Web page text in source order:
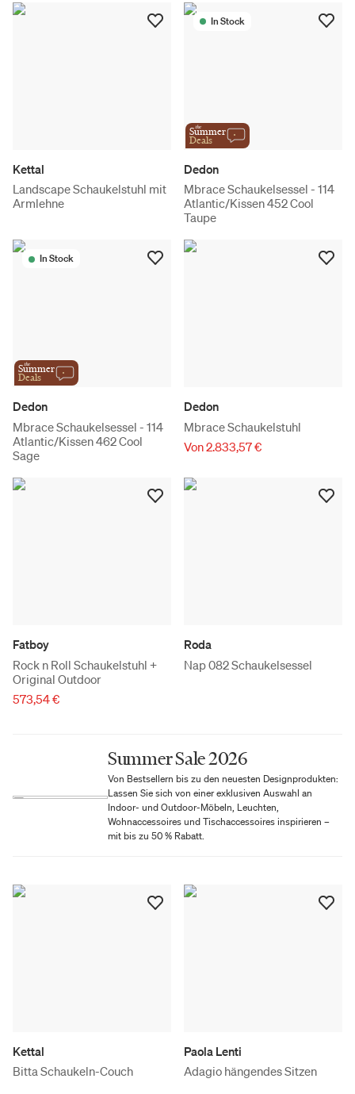
Kettal
Landscape Schaukelstuhl mit
Armlehne
In Stock
the
Summer
Deals
Dedon
Mbrace Schaukelsessel - 114
Atlantic/Kissen 452 Cool
Taupe
In Stock
the
Summer
Deals
Dedon
Mbrace Schaukelsessel - 114
Atlantic/Kissen 462 Cool
Sage
Dedon
Mbrace Schaukelstuhl
Von 2.833,57 €
Fatboy
Rock n Roll Schaukelstuhl +
Original Outdoor
573,54 €
Roda
Nap 082 Schaukelsessel
Summer Sale 2026
Von Bestsellern bis zu den neuesten Designprodukten:
Lassen Sie sich von einer exklusiven Auswahl an
Indoor- und Outdoor-Möbeln, Leuchten,
Wohnaccessoires und Tischaccessoires inspirieren –
mit bis zu 50 % Rabatt.
Kettal
Bitta Schaukeln-Couch
Paola Lenti
Adagio hängendes Sitzen